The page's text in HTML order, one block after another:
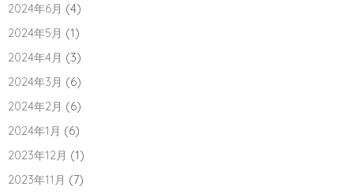
2024年6月 (4)
2024年5月 (1)
2024年4月 (3)
2024年3月 (6)
2024年2月 (6)
2024年1月 (6)
2023年12月 (1)
2023年11月 (7)